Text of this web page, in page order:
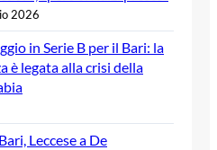
2026
in Serie B per il Bari: la
è legata alla crisi della
Leccese a De